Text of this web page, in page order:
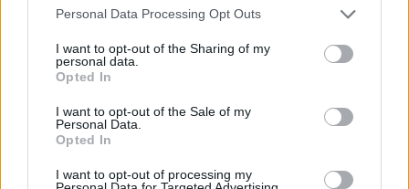
Personal Data Processing Opt Outs
I want to opt-out of the Sharing of my
personal data.
Opted In
I want to opt-out of the Sale of my
Personal Data.
Opted In
I want to opt-out of processing my
gesichert
31. Juli 2026
Kommentieren Sie den Artikel